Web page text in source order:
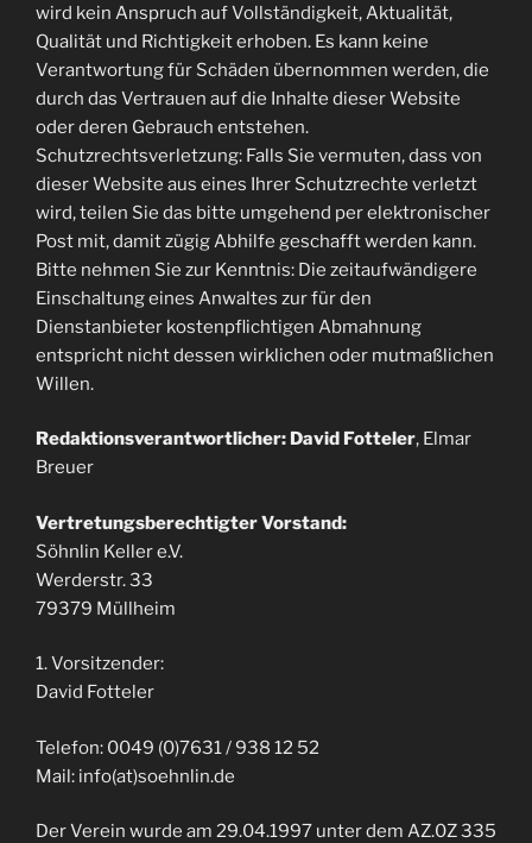
wird kein Anspruch auf Vollständigkeit, Aktualität,
Qualität und Richtigkeit erhoben. Es kann keine
Verantwortung für Schäden übernommen werden, die
durch das Vertrauen auf die Inhalte dieser Website
oder deren Gebrauch entstehen.
Schutzrechtsverletzung: Falls Sie vermuten, dass von
dieser Website aus eines Ihrer Schutzrechte verletzt
wird, teilen Sie das bitte umgehend per elektronischer
Post mit, damit zügig Abhilfe geschafft werden kann.
Bitte nehmen Sie zur Kenntnis: Die zeitaufwändigere
Einschaltung eines Anwaltes zur für den
Dienstanbieter kostenpflichtigen Abmahnung
entspricht nicht dessen wirklichen oder mutmaßlichen
Willen.
Redaktionsverantwortlicher: David Fotteler, Elmar
Breuer
Vertretungsberechtigter Vorstand:
Söhnlin Keller e.V.
Werderstr. 33
79379 Müllheim
1. Vorsitzender:
David Fotteler
Telefon: 0049 (0)7631 / 938 12 52
Mail: info(at)soehnlin.de
Der Verein wurde am 29.04.1997 unter dem AZ.0Z 335